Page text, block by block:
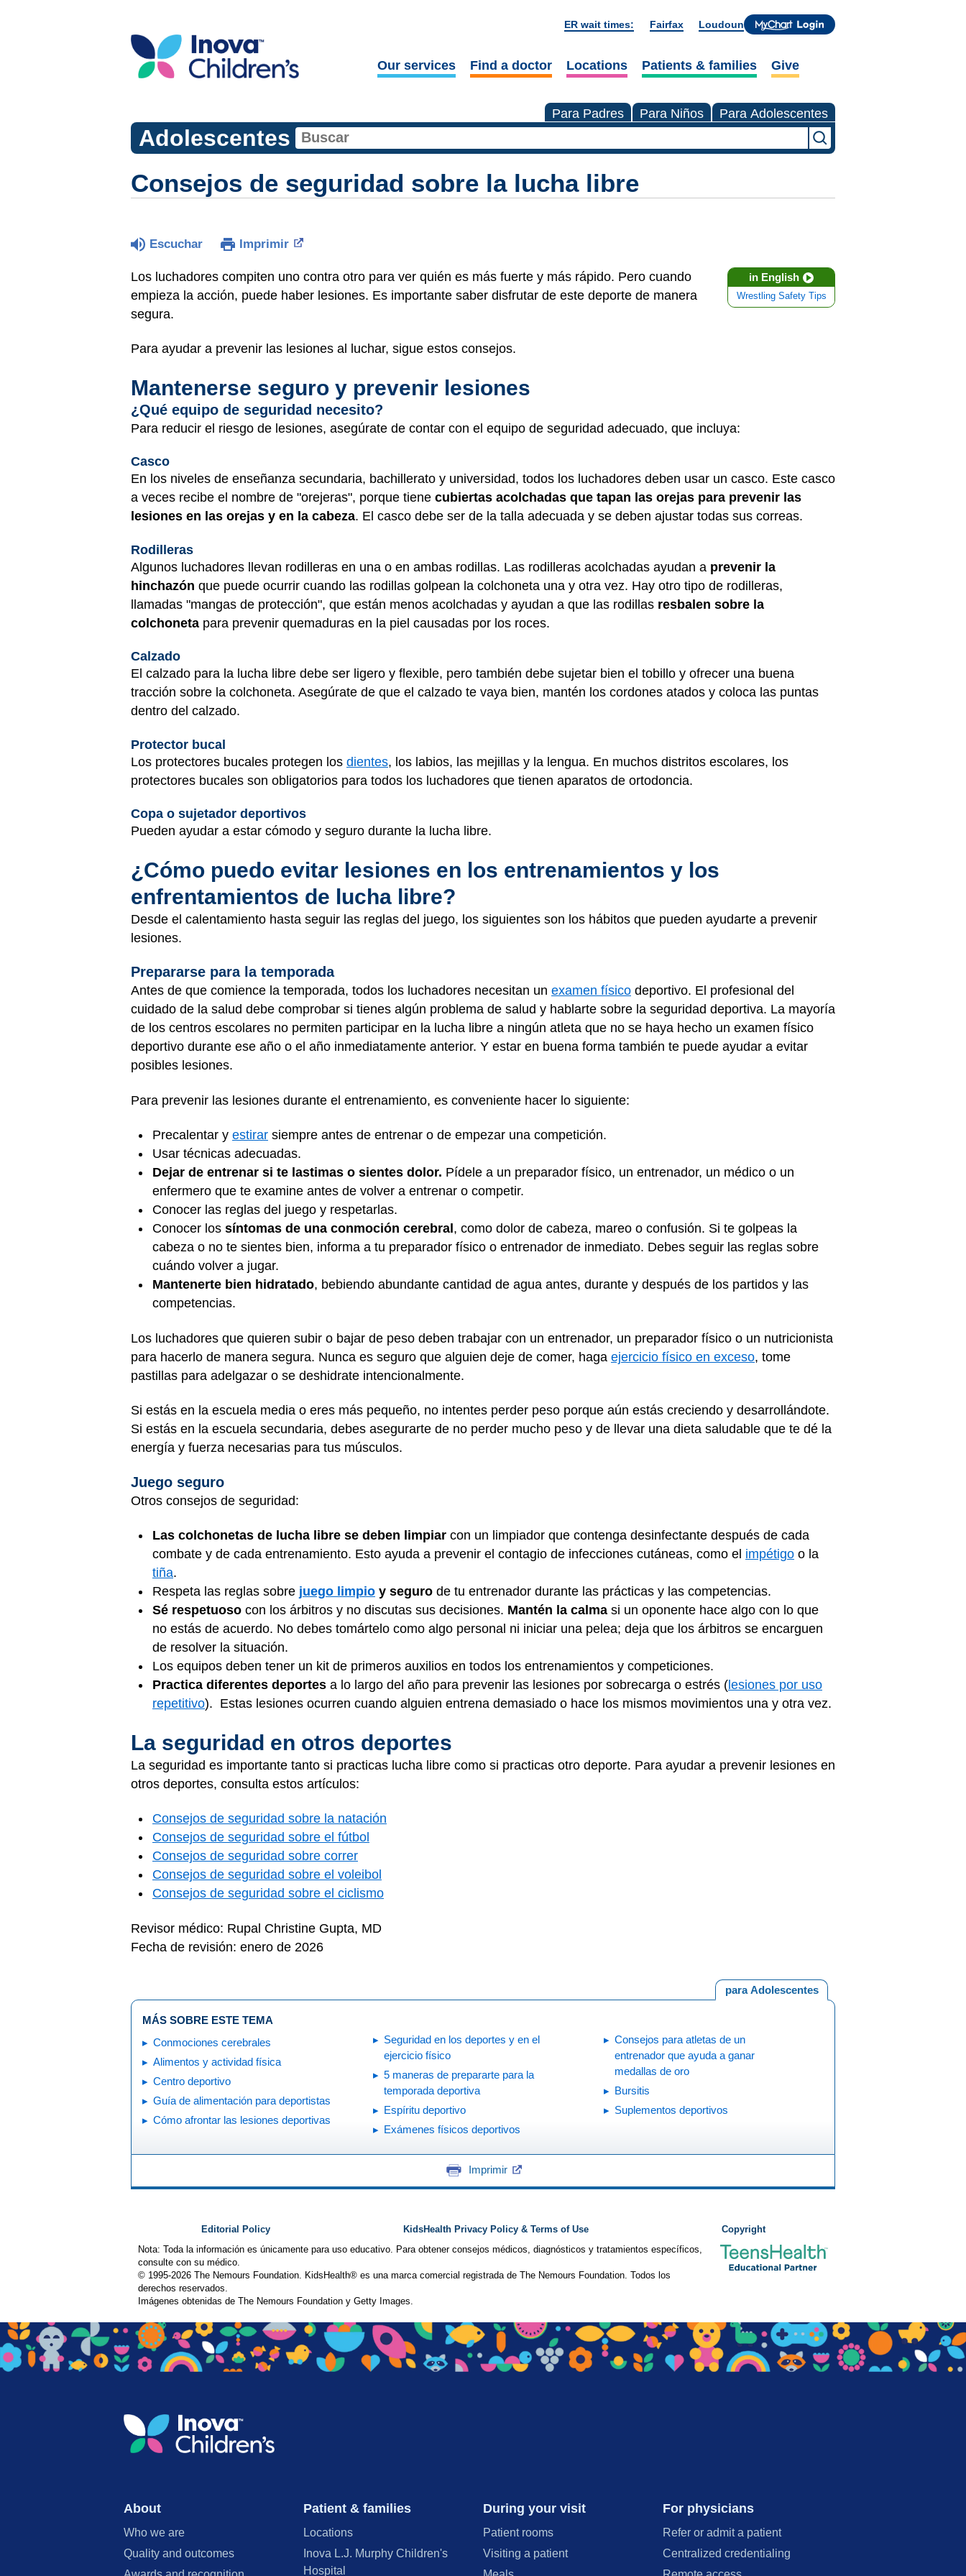
ER wait times: Fairfax Loudoun
Our services Find a doctor Locations Patients & families Give
Para Padres Para Niños Para Adolescentes
Adolescentes
Consejos de seguridad sobre la lucha libre
Escuchar Imprimir
in English
Wrestling Safety Tips
Los luchadores compiten uno contra otro para ver quién es más fuerte y más rápido. Pero cuando
empieza la acción, puede haber lesiones. Es importante saber disfrutar de este deporte de manera
segura.
Para ayudar a prevenir las lesiones al luchar, sigue estos consejos.
Mantenerse seguro y prevenir lesiones
¿Qué equipo de seguridad necesito?
Para reducir el riesgo de lesiones, asegúrate de contar con el equipo de seguridad adecuado, que incluya:
Casco
En los niveles de enseñanza secundaria, bachillerato y universidad, todos los luchadores deben usar un casco. Este casco
a veces recibe el nombre de "orejeras", porque tiene cubiertas acolchadas que tapan las orejas para prevenir las
lesiones en las orejas y en la cabeza. El casco debe ser de la talla adecuada y se deben ajustar todas sus correas.
Rodilleras
Algunos luchadores llevan rodilleras en una o en ambas rodillas. Las rodilleras acolchadas ayudan a prevenir la
hinchazón que puede ocurrir cuando las rodillas golpean la colchoneta una y otra vez. Hay otro tipo de rodilleras,
llamadas "mangas de protección", que están menos acolchadas y ayudan a que las rodillas resbalen sobre la
colchoneta para prevenir quemaduras en la piel causadas por los roces.
Calzado
El calzado para la lucha libre debe ser ligero y flexible, pero también debe sujetar bien el tobillo y ofrecer una buena
tracción sobre la colchoneta. Asegúrate de que el calzado te vaya bien, mantén los cordones atados y coloca las puntas
dentro del calzado.
Protector bucal
Los protectores bucales protegen los dientes, los labios, las mejillas y la lengua. En muchos distritos escolares, los
protectores bucales son obligatorios para todos los luchadores que tienen aparatos de ortodoncia.
Copa o sujetador deportivos
Pueden ayudar a estar cómodo y seguro durante la lucha libre.
¿Cómo puedo evitar lesiones en los entrenamientos y los
enfrentamientos de lucha libre?
Desde el calentamiento hasta seguir las reglas del juego, los siguientes son los hábitos que pueden ayudarte a prevenir
lesiones.
Prepararse para la temporada
Antes de que comience la temporada, todos los luchadores necesitan un examen físico deportivo. El profesional del
cuidado de la salud debe comprobar si tienes algún problema de salud y hablarte sobre la seguridad deportiva. La mayoría
de los centros escolares no permiten participar en la lucha libre a ningún atleta que no se haya hecho un examen físico
deportivo durante ese año o el año inmediatamente anterior. Y estar en buena forma también te puede ayudar a evitar
posibles lesiones.
Para prevenir las lesiones durante el entrenamiento, es conveniente hacer lo siguiente:
Precalentar y estirar siempre antes de entrenar o de empezar una competición.
Usar técnicas adecuadas.
Dejar de entrenar si te lastimas o sientes dolor. Pídele a un preparador físico, un entrenador, un médico o un
enfermero que te examine antes de volver a entrenar o competir.
Conocer las reglas del juego y respetarlas.
Conocer los síntomas de una conmoción cerebral , como dolor de cabeza, mareo o confusión. Si te golpeas la
cabeza o no te sientes bien, informa a tu preparador físico o entrenador de inmediato. Debes seguir las reglas sobre
cuándo volver a jugar.
Mantenerte bien hidratado, bebiendo abundante cantidad de agua antes, durante y después de los partidos y las
competencias.
Los luchadores que quieren subir o bajar de peso deben trabajar con un entrenador, un preparador físico o un nutricionista
para hacerlo de manera segura. Nunca es seguro que alguien deje de comer, haga ejercicio físico en exceso, tome
pastillas para adelgazar o se deshidrate intencionalmente.
Si estás en la escuela media o eres más pequeño, no intentes perder peso porque aún estás creciendo y desarrollándote.
Si estás en la escuela secundaria, debes asegurarte de no perder mucho peso y de llevar una dieta saludable que te dé la
energía y fuerza necesarias para tus músculos.
Juego seguro
Otros consejos de seguridad:
Las colchonetas de lucha libre se deben limpiar con un limpiador que contenga desinfectante después de cada
combate y de cada entrenamiento. Esto ayuda a prevenir el contagio de infecciones cutáneas, como el impétigo o la
tiña.
Respeta las reglas sobre juego limpio y seguro de tu entrenador durante las prácticas y las competencias.
Sé respetuoso con los árbitros y no discutas sus decisiones. Mantén la calma si un oponente hace algo con lo que
no estás de acuerdo. No debes tomártelo como algo personal ni iniciar una pelea; deja que los árbitros se encarguen
de resolver la situación.
Los equipos deben tener un kit de primeros auxilios en todos los entrenamientos y competiciones.
Practica diferentes deportes a lo largo del año para prevenir las lesiones por sobrecarga o estrés ( lesiones por uso
repetitivo). Estas lesiones ocurren cuando alguien entrena demasiado o hace los mismos movimientos una y otra vez.
La seguridad en otros deportes
La seguridad es importante tanto si practicas lucha libre como si practicas otro deporte. Para ayudar a prevenir lesiones en
otros deportes, consulta estos artículos:
Consejos de seguridad sobre la natación
Consejos de seguridad sobre el fútbol
Consejos de seguridad sobre correr
Consejos de seguridad sobre el voleibol
Consejos de seguridad sobre el ciclismo
Revisor médico: Rupal Christine Gupta, MD
Fecha de revisión: enero de 2026
para Adolescentes
MÁS SOBRE ESTE TEMA
Conmociones cerebrales
Alimentos y actividad física
Centro deportivo
Guía de alimentación para deportistas
Cómo afrontar las lesiones deportivas
Seguridad en los deportes y en el
ejercicio físico
5 maneras de prepararte para la
temporada deportiva
Espíritu deportivo
Exámenes físicos deportivos
Consejos para atletas de un
entrenador que ayuda a ganar
medallas de oro
Bursitis
Suplementos deportivos
Imprimir
Editorial Policy KidsHealth Privacy Policy & Terms of Use
Copyright
Nota: Toda la información es únicamente para uso educativo. Para obtener consejos médicos, diagnósticos y tratamientos específicos,
consulte con su médico.
© 1995-2026 The Nemours Foundation. KidsHealth® es una marca comercial registrada de The Nemours Foundation. Todos los
derechos reservados.
Imágenes obtenidas de The Nemours Foundation y Getty Images.
About
Who we are
Quality and outcomes
Patient & families
Locations
Inova L.J. Murphy Children's
Hospital
During your visit
Patient rooms
Visiting a patient
For physicians
Refer or admit a patient
Centralized credentialing